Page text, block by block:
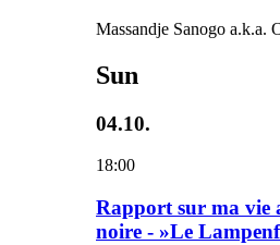
Massandje Sanogo a.k.a.
Sun
04.10.
18:00
Rapport sur ma vie
noire - »Le